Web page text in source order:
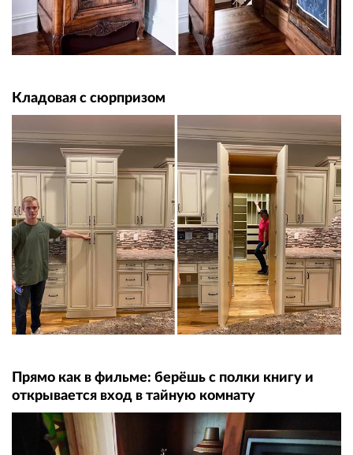
Кладовая с сюрпризом
Прямо как в фильме: берёшь с полки книгу и
открывается вход в тайную комнату